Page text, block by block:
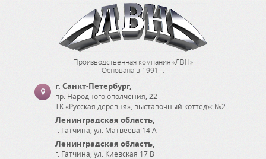
Производственная компания «ЛВН»
Основана в 1991 г.
г. Санкт-Петербург,
пр. Народного ополчения, 22
ТК «Русская деревня», выставочный коттедж №2
Ленинградская область,
г. Гатчина ул. Матвеева 14 А
Ленинградская область,
г. Гатчина ул. Киевская 17 В